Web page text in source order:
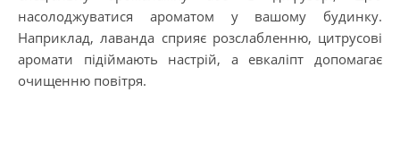
насолоджуватися ароматом у вашому будинку.
Наприклад, лаванда сприяє розслабленню, цитрусові
аромати підіймають настрій, а евкаліпт допомагає
очищенню повітря.